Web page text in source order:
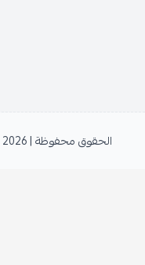
الحقوق محفوظة | 2026